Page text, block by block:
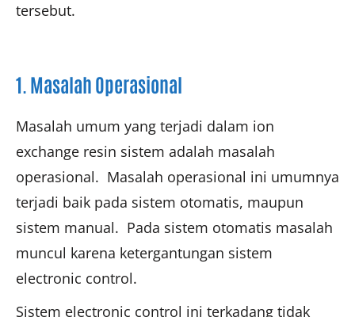
tersebut.
1. Masalah Operasional
Masalah umum yang terjadi dalam ion
exchange resin sistem adalah masalah
operasional. Masalah operasional ini umumnya
terjadi baik pada sistem otomatis, maupun
sistem manual. Pada sistem otomatis masalah
muncul karena ketergantungan sistem
electronic control.
Sistem electronic control ini terkadang tidak